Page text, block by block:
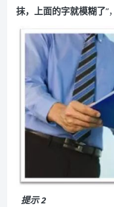
抹，上面的字就模糊了”
提示 2